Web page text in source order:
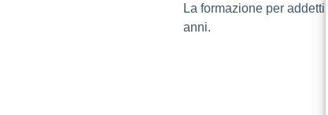
La formazione per
anni.